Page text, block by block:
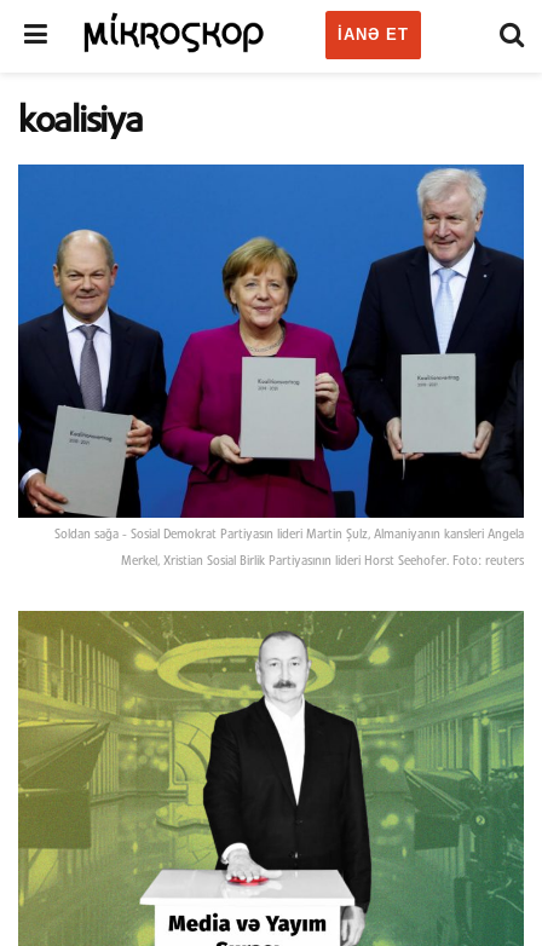
IANƏ ET
koalisiya
Soldan sağa - Sosial Demokrat Partiyasın lideri Martin Şulz, Almaniyanın kansleri Angela
Merkel, Xristian Sosial Birlik Partiyasının lideri Horst Seehofer. Foto: reuters